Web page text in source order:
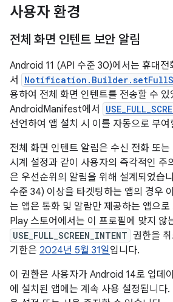
사용자 환경
전체 화면 인텐트 보안 알림
Android 11 (API 수준 30)에서는 휴대전
서
용하여 전체 화면 인텐트를 전송할 수 있
AndroidManifest에서
선언하여 앱 설치 시 이를 자동으로 부
전체 화면 인텐트 알림은 수신 전화 또
시계 설정과 같이 사용자의 즉각적인 주
은 우선순위의 알림을 위해 설계되었습
수준 34) 이상을 타겟팅하는 앱의 경우
는 앱은 통화 및 알람만 제공하는 앱으
Play 스토어에서는 이 프로필에 맞지 않
USE_FULL_SCREEN_INTENT 권한을
기한은 2024년 5월 31일입니다.
이 권한은 사용자가 Android 14로 업데
에 설치된 앱에는 계속 사용 설정됩니다